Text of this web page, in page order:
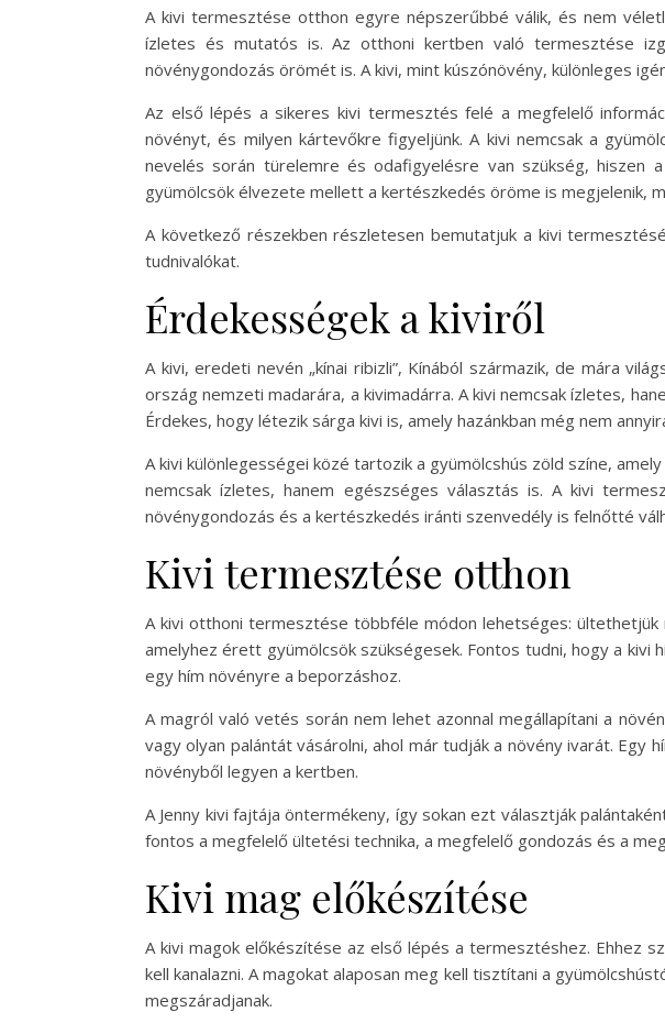
A kivi termesztése otthon egyre népszerűbbé válik, és nem
ízletes és mutatós is. Az otthoni kertben való termesztése
növénygondozás örömét is. A kivi, mint kúszónövény, különleges
Az első lépés a sikeres kivi termesztés felé a megfelelő
növényt, és milyen kártevőkre figyeljünk. A kivi nemcsak a
nevelés során türelemre és odafigyelésre van szükség,
gyümölcsök élvezete mellett a kertészkedés öröme is megjelenik,
A következő részekben részletesen bemutatjuk a kivi
tudnivalókat.
Érdekességek a kiviről
A kivi, eredeti nevén „kínai ribizli”, Kínából származik, de mára
ország nemzeti madarára, a kivimadárra. A kivi nemcsak ízletes,
Érdekes, hogy létezik sárga kivi is, amely hazánkban még nem
A kivi különlegességei közé tartozik a gyümölcshús zöld színe,
nemcsak ízletes, hanem egészséges választás is. A kivi
növénygondozás és a kertészkedés iránti szenvedély is felnőtté
Kivi termesztése otthon
A kivi otthoni termesztése többféle módon lehetséges:
amelyhez érett gyümölcsök szükségesek. Fontos tudni, hogy a kivi
egy hím növényre a beporzáshoz.
A magról való vetés során nem lehet azonnal megállapítani a
vagy olyan palántát vásárolni, ahol már tudják a növény ivarát.
növényből legyen a kertben.
A Jenny kivi fajtája öntermékeny, így sokan ezt választják
fontos a megfelelő ültetési technika, a megfelelő gondozás és a
Kivi mag előkészítése
A kivi magok előkészítése az első lépés a termesztéshez. Ehhez
kell kanalazni. A magokat alaposan meg kell tisztítani a
megszáradjanak.